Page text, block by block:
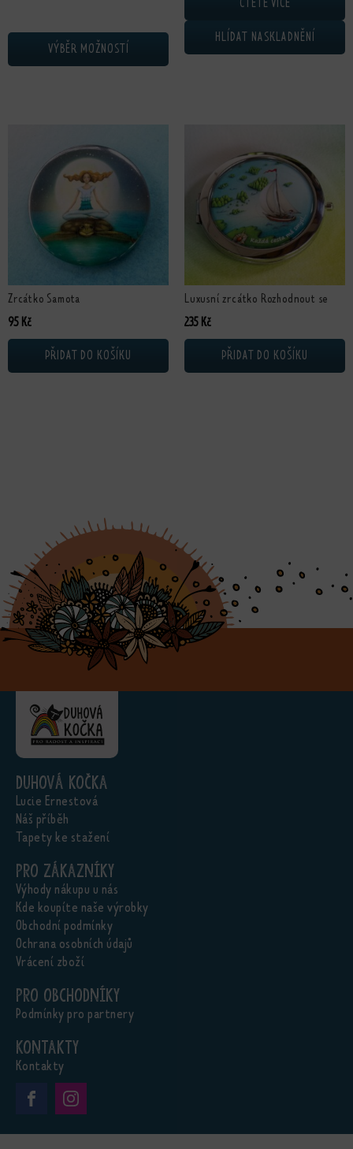
VÝBĚR MOŽNOSTÍ
ČTĚTE VÍCE
HLÍDAT NASKLADNĚNÍ
Zrcátko Samota
95 Kč
PŘIDAT DO KOŠÍKU
Luxusní zrcátko Rozhodnout se
235 Kč
PŘIDAT DO KOŠÍKU
Duhová kočka
Lucie Ernestová
Náš příběh
Tapety ke stažení
Pro zákazníky
Výhody nákupu u nás
Kde koupíte naše výrobky
Obchodní podmínky
Ochrana osobních údajů
Vrácení zboží
Pro obchodníky
Podmínky pro partnery
Kontakty
Kontakty